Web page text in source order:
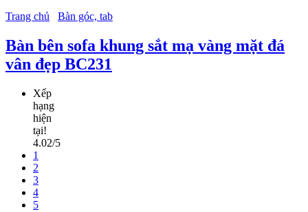
Trang chủ
Bàn góc, tab
Bàn bên sofa khung sắt mạ vàng mặt đá
vân đẹp BC231
Xếp
hạng
hiện
tại!
4.02/5
1
2
3
4
5